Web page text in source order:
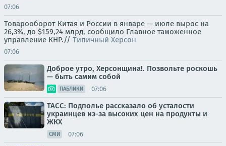
07:06
Товарооборот Китая и России в январе — июле вырос на
26,3%, до $159,24 млрд, сообщило Главное таможенное
управление КНР.// Типичный Херсон
07:06
Доброе утро, Херсонщина!. Позвольте роскошь
— быть самим собой
ПАБЛИКИ 07:06
ТАСС: Подполье рассказало об усталости
украинцев из-за высоких цен на продукты и
ЖКХ
СМИ 07:06